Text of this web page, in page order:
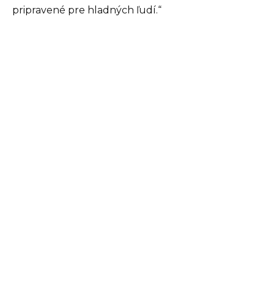
pripravené pre hladných ľudí.“